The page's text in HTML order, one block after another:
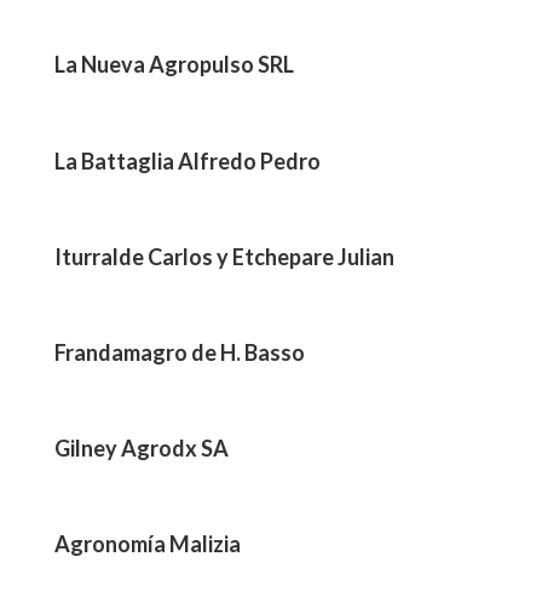
La Nueva Agropulso SRL
La Battaglia Alfredo Pedro
Iturralde Carlos y Etchepare Julian
Frandamagro de H. Basso
Gilney Agrodx SA
Agronomía Malizia